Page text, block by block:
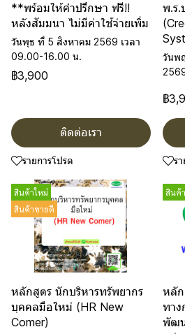
**พร้อมให้คำปรึกษา ฟรี!!
หลังสัมมนา ไม่มีค่าใช้จ่ายเพิ่ม
วันพุธ ที่ 5 สิงหาคม 2569 เวลา
09.00-16.00 น.
฿3,900
ติดต่อเรา
รายการโปรด
พ.ร.
วันพ
฿
ร
สินค้าใหม่
สินค้าขายดี
หลักสูตร นักบริหารทรัพยากร
บุคคลมือใหม่ (HR New
Comer)
สินค้
หลัก
ทาง
พัฒน